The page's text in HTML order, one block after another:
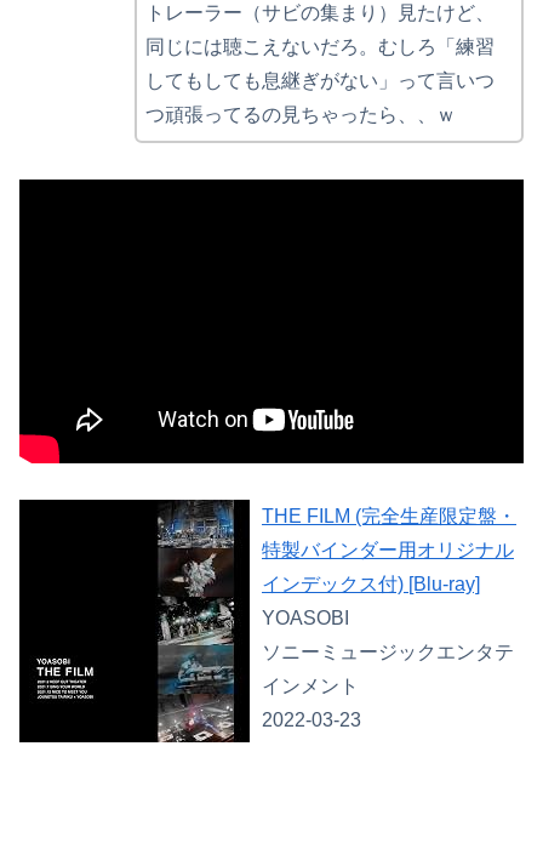
トレーラー（サビの集まり）見たけど、
同じには聴こえないだろ。むしろ「練習
してもしても息継ぎがない」って言いつ
つ頑張ってるの見ちゃったら、、ｗ
THE FILM (完全生産限定盤・
特製バインダー用オリジナル
インデックス付) [Blu-ray]
YOASOBI
ソニーミュージックエンタテ
インメント
2022-03-23